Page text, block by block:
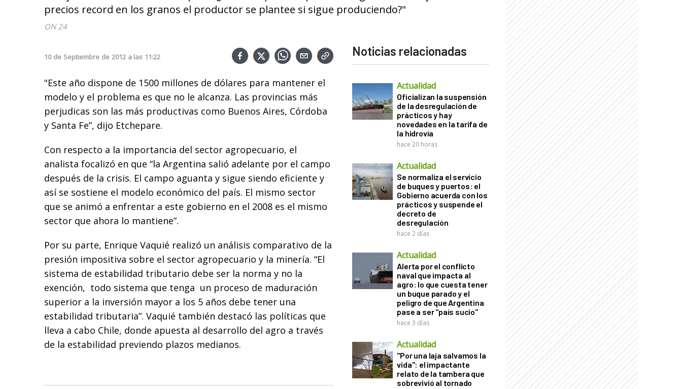
precios record en los granos el productor se plantee si sigue produciendo?"
ON 24
10 de Septiembre de 2012 a las 11:22
"Este año dispone de 1500 millones de dólares para mantener el
modelo y el problema es que no le alcanza. Las provincias más
perjudicas son las más productivas como Buenos Aires, Córdoba
y Santa Fe”, dijo Etchepare.
Con respecto a la importancia del sector agropecuario, el
analista focalizó en que “la Argentina salió adelante por el campo
después de la crisis. El campo aguanta y sigue siendo eficiente y
así se sostiene el modelo económico del país. El mismo sector
que se animó a enfrentar a este gobierno en el 2008 es el mismo
sector que ahora lo mantiene”.
Por su parte, Enrique Vaquié realizó un análisis comparativo de la
presión impositiva sobre el sector agropecuario y la minería. “El
sistema de estabilidad tributario debe ser la norma y no la
exención, todo sistema que tenga un proceso de maduración
superior a la inversión mayor a los 5 años debe tener una
estabilidad tributaria”. Vaquié también destacó las políticas que
lleva a cabo Chile, donde apuesta al desarrollo del agro a través
de la estabilidad previendo plazos medianos.
Noticias relacionadas
Actualidad
Oficializan la suspensión
de la desregulación de
prácticos y hay
novedades en la tarifa de
la hidrovía
hace 20 horas
Actualidad
Se normaliza el servicio
de buques y puertos: el
Gobierno acuerda con los
prácticos y suspende el
decreto de
desregulación
hace 2 días
Actualidad
Alerta por el conflicto
naval que impacta al
agro: lo que cuesta tener
un buque parado y el
peligro de que Argentina
pase a ser "país sucio"
hace 3 días
Actualidad
"Por una laja salvamos la
vida": el impactante
relato de la tambera que
sobrevivió al tornado